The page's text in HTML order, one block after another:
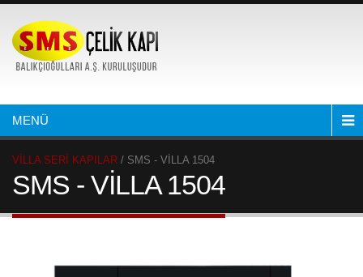
MENÜ
VİLLA SERİ KAPILAR / SMS - VİLLA 1504
SMS - VİLLA 1504